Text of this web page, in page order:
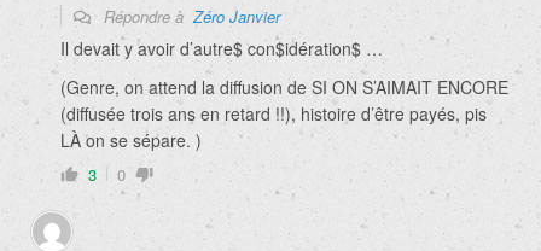
Répondre àZéro Janvier
Il devait y avoir d’autre$ con$idération$ …
(Genre, on attend la diffusion de SI ON S’AIMAIT ENCORE
(diffusée trois ans en retard !!), histoire d’être payés, pis
LÀ on se sépare. )
3 0